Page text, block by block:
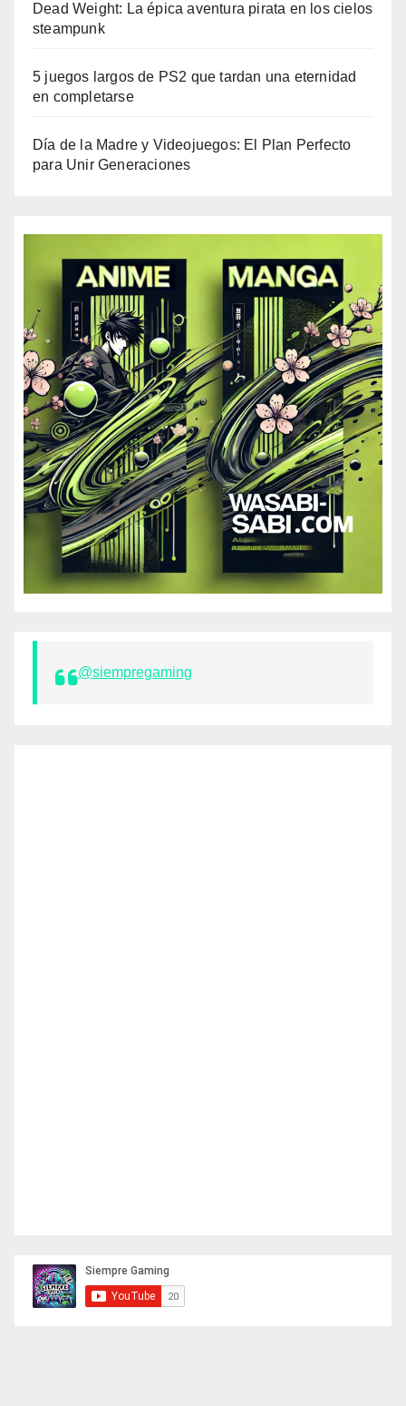
Dead Weight: La épica aventura pirata en los cielos
steampunk
5 juegos largos de PS2 que tardan una eternidad
en completarse
Día de la Madre y Videojuegos: El Plan Perfecto
para Unir Generaciones
@siempregaming